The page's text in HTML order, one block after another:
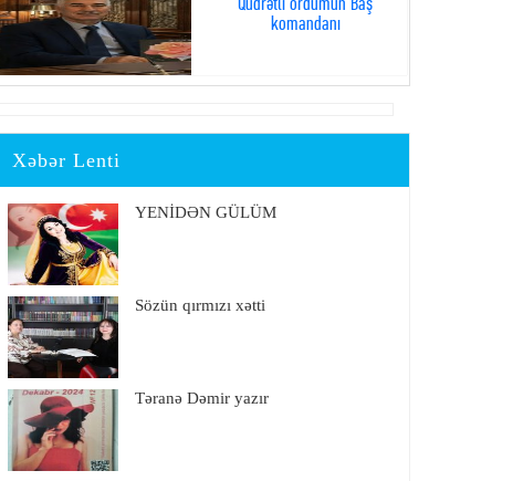
komandanı
Xəbər Lenti
YENİDƏN GÜLÜM
Sözün qırmızı xətti
Təranə Dəmir yazır